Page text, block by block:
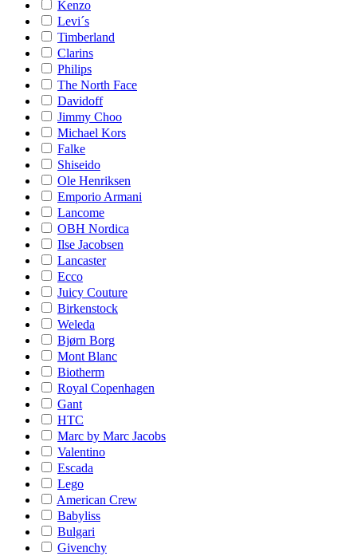
Kenzo
Levi´s
Timberland
Clarins
Philips
The North Face
Davidoff
Jimmy Choo
Michael Kors
Falke
Shiseido
Ole Henriksen
Emporio Armani
Lancome
OBH Nordica
Ilse Jacobsen
Lancaster
Ecco
Juicy Couture
Birkenstock
Weleda
Bjørn Borg
Mont Blanc
Biotherm
Royal Copenhagen
Gant
HTC
Marc by Marc Jacobs
Valentino
Escada
Lego
American Crew
Babyliss
Bulgari
Givenchy